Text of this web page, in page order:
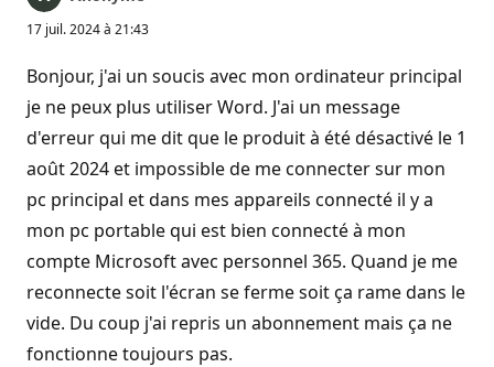
17 juil. 2024 à 21:43
Bonjour, j'ai un soucis avec mon ordinateur principal
je ne peux plus utiliser Word. J'ai un message
d'erreur qui me dit que le produit à été désactivé le 1
août 2024 et impossible de me connecter sur mon
pc principal et dans mes appareils connecté il y a
mon pc portable qui est bien connecté à mon
compte Microsoft avec personnel 365. Quand je me
reconnecte soit l'écran se ferme soit ça rame dans le
vide. Du coup j'ai repris un abonnement mais ça ne
fonctionne toujours pas.